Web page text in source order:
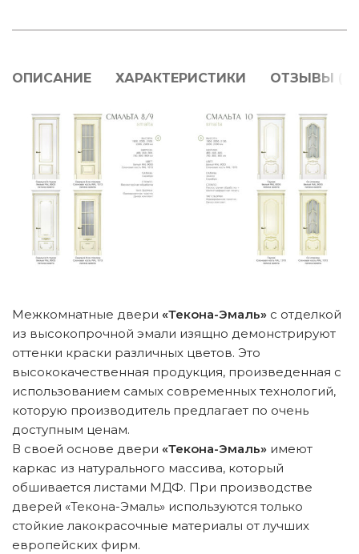
ОПИСАНИЕ ХАРАКТЕРИСТИКИ ОТЗЫВЫ (0)
Межкомнатные двери «Текона-Эмаль» с отделкой
из высокопрочной эмали изящно демонстрируют
оттенки краски различных цветов. Это
высококачественная продукция, произведенная с
использованием самых современных технологий,
которую производитель предлагает по очень
доступным ценам.
В своей основе двери «Текона-Эмаль» имеют
каркас из натурального массива, который
обшивается листами МДФ. При производстве
дверей «Текона-Эмаль» используются только
стойкие лакокрасочные материалы от лучших
европейских фирм.